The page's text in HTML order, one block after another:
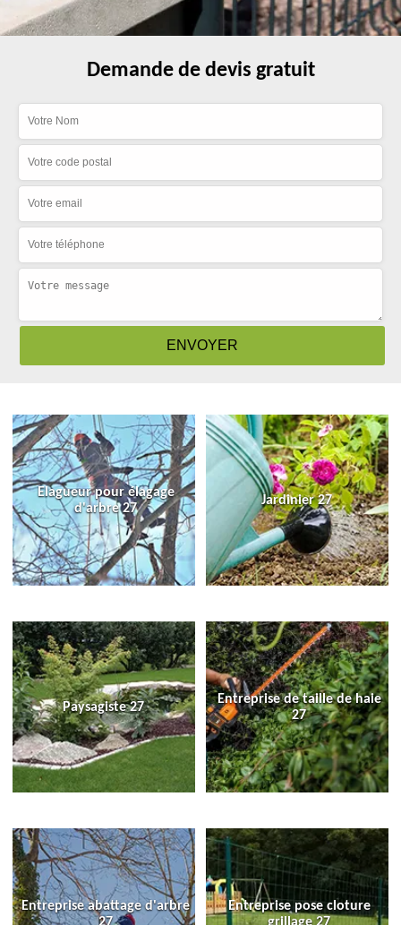
Demande de devis gratuit
Elagueur pour élagage
d'arbre 27
Jardinier 27
Paysagiste 27
Entreprise de taille de haie
27
Entreprise abattage d'arbre
27
Entreprise pose cloture
grillage 27